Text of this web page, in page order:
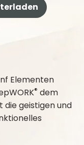
Elementen
® dem
die geistigen und